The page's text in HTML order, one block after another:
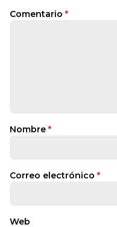
Comentario *
Nombre *
Correo electrónico *
Web